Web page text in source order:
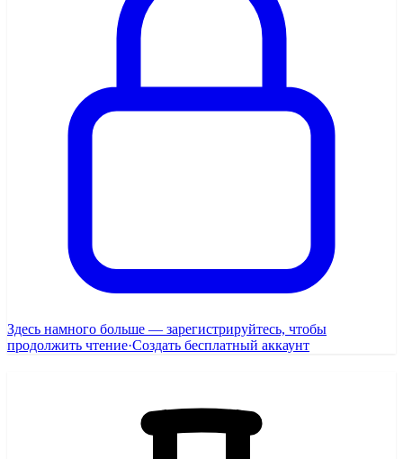
Здесь намного больше — зарегистрируйтесь, чтобы
продолжить чтение·Создать бесплатный аккаунт